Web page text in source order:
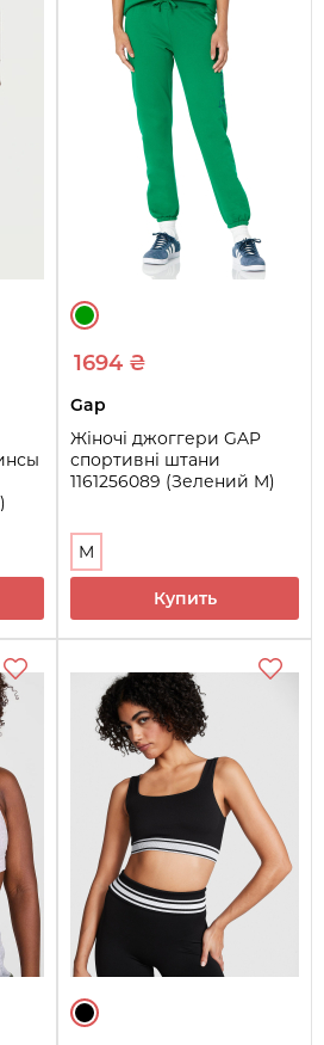
1694 ₴
Gap
Жіночі джоггери GAP
спортивні штани
1161256089 (Зелений M)
M
Купить